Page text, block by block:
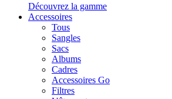
Découvrez la gamme
Accessoires
Tous
Sangles
Sacs
Albums
Cadres
Accessoires Go
Filtres